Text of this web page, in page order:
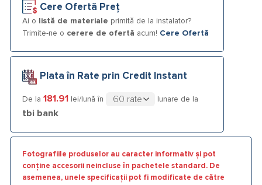
Cere Ofertă Preț
Ai o listă de materiale primită de la instalator?
Trimite-ne o cerere de ofertă acum! Cere Ofertă
Plata în Rate prin Credit Instant
De la 181.91 lei/lună în lunare de la
tbi bank
Fotografiile produselor au caracter informativ și pot
conține accesorii neincluse în pachetele standard. De
asemenea, unele specificații pot fi modificate de către